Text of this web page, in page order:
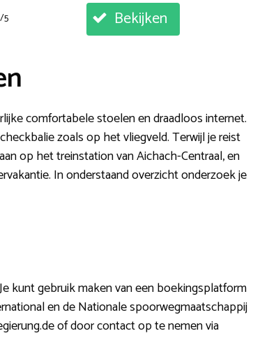
5 Bekijken
comfortabele stoelen en draadloos internet.
zoals op het vliegveld. Terwijl je reist
op het treinstation van Aichach-Centraal, en
In onderstaand overzicht onderzoek je
kunt gebruik maken van een boekingsplatform
en de Nationale spoorwegmaatschappij
of door contact op te nemen via